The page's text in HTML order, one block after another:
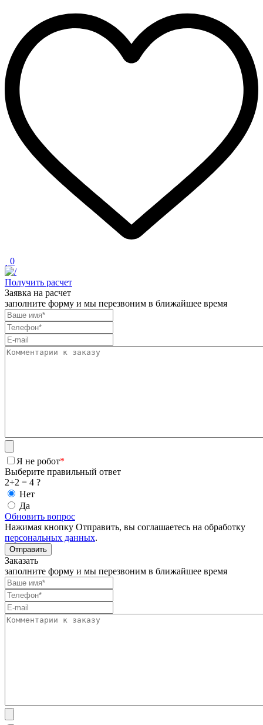
0
Получить расчет
Заявка на расчет
заполните форму и мы перезвоним в ближайшее время
Я не робот*
Выберите правильный ответ
2+2 = 4 ?
Нет
Да
Обновить вопрос
Нажимая кнопку Отправить, вы соглашаетесь на обработку
персональных данных.
Заказать
заполните форму и мы перезвоним в ближайшее время